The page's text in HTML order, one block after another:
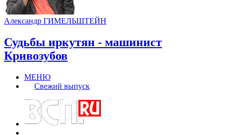
Александр ГИМЕЛЬШТЕЙН
Судьбы иркутян - машинист
Кривозубов
МЕНЮ
Свежий выпуск